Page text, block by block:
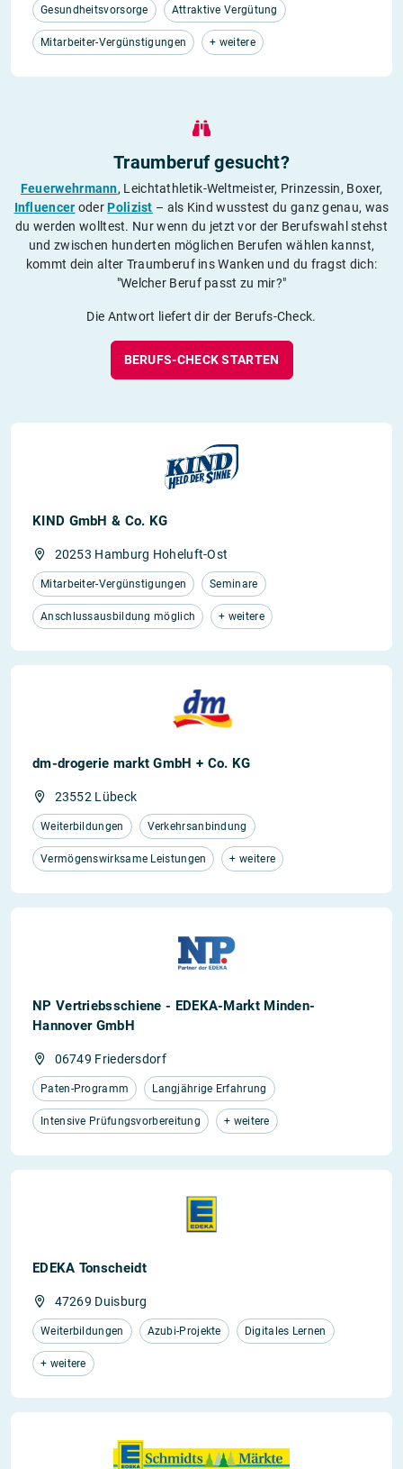
Gesundheitsvorsorge Attraktive Vergütung
Mitarbeiter-Vergünstigungen + weitere
Traumberuf gesucht?
Feuerwehrmann, Leichtathletik-Weltmeister, Prinzessin, Boxer,
Influencer oderPolizist – als Kind wusstest du ganz genau, was
du werden wolltest. Nur wenn du jetzt vor der Berufswahl stehst
und zwischen hunderten möglichen Berufen wählen kannst,
kommt dein alter Traumberuf ins Wanken und du fragst dich:
"Welcher Beruf passt zu mir?"
Die Antwort liefert dir der Berufs-Check.
BERUFS-CHECK STARTEN
KIND GmbH & Co. KG
20253 Hamburg Hoheluft-Ost
Mitarbeiter-Vergünstigungen Seminare
Anschlussausbildung möglich + weitere
dm-drogerie markt GmbH + Co. KG
23552 Lübeck
Weiterbildungen Verkehrsanbindung
Vermögenswirksame Leistungen + weitere
NP Vertriebsschiene - EDEKA-Markt Minden-
Hannover GmbH
06749 Friedersdorf
Paten-Programm Langjährige Erfahrung
Intensive Prüfungsvorbereitung + weitere
EDEKA Tonscheidt
47269 Duisburg
Weiterbildungen Azubi-Projekte Digitales Lernen
+ weitere